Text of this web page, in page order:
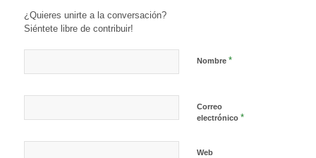
¿Quieres unirte a la conversación?
Siéntete libre de contribuir!
Nombre *
Correo
electrónico *
Web